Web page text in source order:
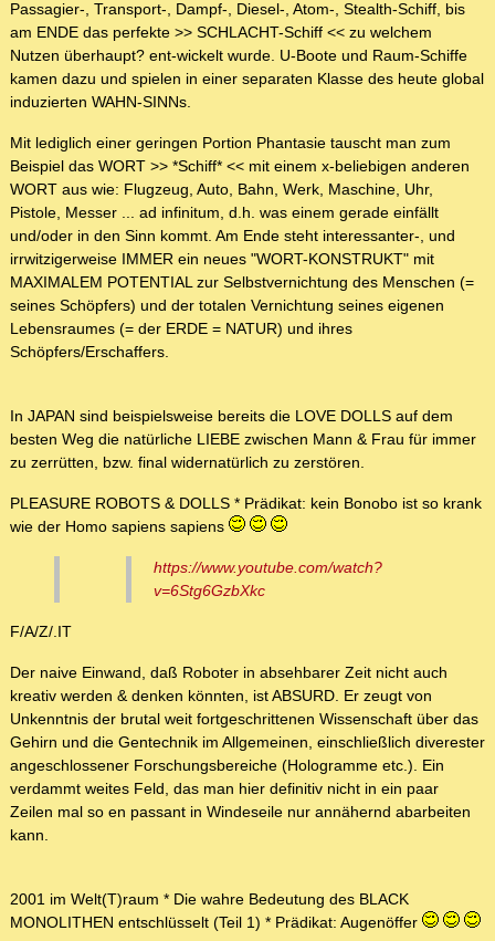
Passagier-, Transport-, Dampf-, Diesel-, Atom-, Stealth-Schiff, bis
am ENDE das perfekte >> SCHLACHT-Schiff << zu welchem
Nutzen überhaupt? ent-wickelt wurde. U-Boote und Raum-Schiffe
kamen dazu und spielen in einer separaten Klasse des heute global
induzierten WAHN-SINNs.
Mit lediglich einer geringen Portion Phantasie tauscht man zum
Beispiel das WORT >> *Schiff* << mit einem x-beliebigen anderen
WORT aus wie: Flugzeug, Auto, Bahn, Werk, Maschine, Uhr,
Pistole, Messer ... ad infinitum, d.h. was einem gerade einfällt
und/oder in den Sinn kommt. Am Ende steht interessanter-, und
irrwitzigerweise IMMER ein neues "WORT-KONSTRUKT" mit
MAXIMALEM POTENTIAL zur Selbstvernichtung des Menschen (=
seines Schöpfers) und der totalen Vernichtung seines eigenen
Lebensraumes (= der ERDE = NATUR) und ihres
Schöpfers/Erschaffers.
In JAPAN sind beispielsweise bereits die LOVE DOLLS auf dem
besten Weg die natürliche LIEBE zwischen Mann & Frau für immer
zu zerrütten, bzw. final widernatürlich zu zerstören.
PLEASURE ROBOTS & DOLLS * Prädikat: kein Bonobo ist so krank
wie der Homo sapiens sapiens
https://www.youtube.com/watch?
v=6Stg6GzbXkc
F/A/Z/.IT
Der naive Einwand, daß Roboter in absehbarer Zeit nicht auch
kreativ werden & denken könnten, ist ABSURD. Er zeugt von
Unkenntnis der brutal weit fortgeschrittenen Wissenschaft über das
Gehirn und die Gentechnik im Allgemeinen, einschließlich diverester
angeschlossener Forschungsbereiche (Hologramme etc.). Ein
verdammt weites Feld, das man hier definitiv nicht in ein paar
Zeilen mal so en passant in Windeseile nur annähernd abarbeiten
kann.
2001 im Welt(T)raum * Die wahre Bedeutung des BLACK
MONOLITHEN entschlüsselt (Teil 1) * Prädikat: Augenöffer